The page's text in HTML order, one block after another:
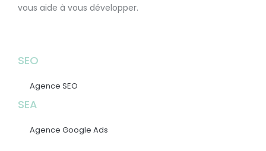
vous aide à vous développer.
SEO
Agence SEO
SEA
Agence Google Ads